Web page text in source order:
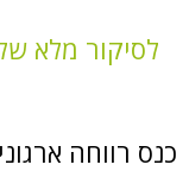
מלא של כנס
ארגונית